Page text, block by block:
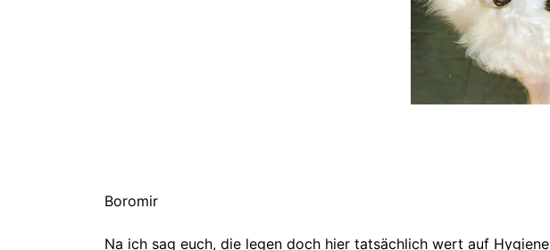
Boromir
Na ich sag euch, die legen doch hier tatsächlich wert auf Hygiene